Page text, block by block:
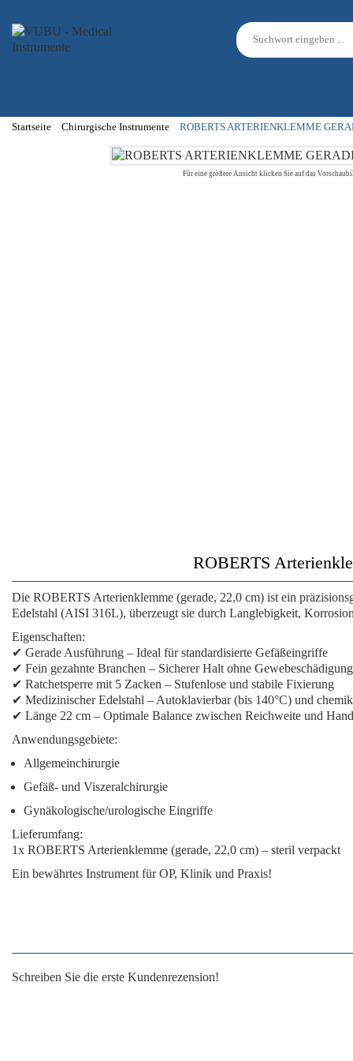
Startseite Chirurgische Instrumente ROBERTS ARTERIENKLEMME
Für eine größere Ansicht klicken Sie auf das
ROBERTS
Die ROBERTS Arterienklemme (gerade, 22,0 cm) ist ein
Edelstahl (AISI 316L), überzeugt sie durch Langlebigkeit,
Eigenschaften:
✔ Gerade Ausführung – Ideal für standardisierte Gefäßeingriffe
✔ Fein gezahnte Branchen – Sicherer Halt ohne Gewebeschädigung
✔ Ratchetsperre mit 5 Zacken – Stufenlose und stabile Fixierung
✔ Medizinischer Edelstahl – Autoklavierbar (bis 140°C) und
✔ Länge 22 cm – Optimale Balance zwischen Reichweite und
Anwendungsgebiete:
Allgemeinchirurgie
Gefäß- und Viszeralchirurgie
Gynäkologische/urologische Eingriffe
Lieferumfang:
1x ROBERTS Arterienklemme (gerade, 22,0 cm) – steril verpackt
Ein bewährtes Instrument für OP, Klinik und Praxis!
Schreiben Sie die erste Kundenrezension!